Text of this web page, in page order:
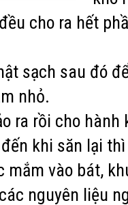
cho ra hết
sạch sau đó
nhỏ.
ra rồi cho hành
khi săn lại
mắm vào bát,
nguyên liệu